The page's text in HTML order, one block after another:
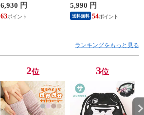
シューズ 黒 トパー
ズ モア 靴 カジュア
ルシューズ 外反母趾
TOPAZ 1410
6,930 円
63
ジャケット 遮熱 作
業服 作業着 上着 ア
タックベース KF100
5,990 円
送料無料 54
ランキングをもっと見る
2位 3位